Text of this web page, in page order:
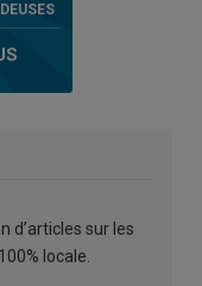
d’articles sur les
locale.